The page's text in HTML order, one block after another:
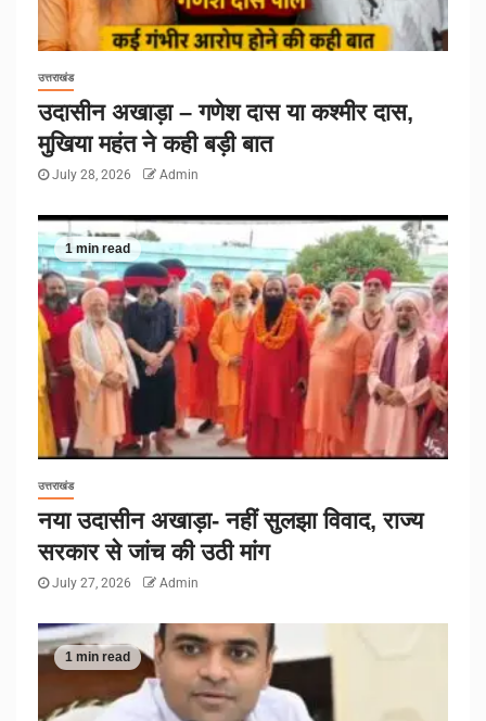
उत्तराखंड
उदासीन अखाड़ा – गणेश दास या कश्मीर दास,
मुखिया महंत ने कही बड़ी बात
July 28, 2026 Admin
1 min read
उत्तराखंड
नया उदासीन अखाड़ा- नहीं सुलझा विवाद, राज्य
सरकार से जांच की उठी मांग
July 27, 2026 Admin
1 min read